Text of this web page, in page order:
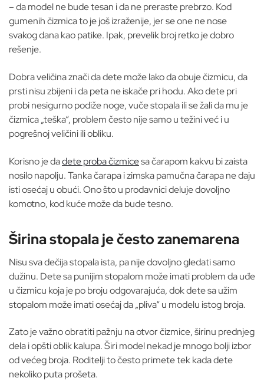
– da model ne bude tesan i da ne preraste prebrzo. Kod
gumenih čizmica to je još izraženije, jer se one ne nose
svakog dana kao patike. Ipak, prevelik broj retko je dobro
rešenje.
Dobra veličina znači da dete može lako da obuje čizmicu, da
prsti nisu zbijeni i da peta ne iskače pri hodu. Ako dete pri
probi nesigurno podiže noge, vuče stopala ili se žali da mu je
čizmica „teška“, problem često nije samo u težini već i u
pogrešnoj veličini ili obliku.
Korisno je dadete proba čizmicesa čarapom kakvu bi zaista
nosilo napolju. Tanka čarapa i zimska pamučna čarapa ne daju
isti osećaj u obući. Ono što u prodavnici deluje dovoljno
komotno, kod kuće može da bude tesno.
Širina stopala je često zanemarena
Nisu sva dečija stopala ista, pa nije dovoljno gledati samo
dužinu. Dete sa punijim stopalom može imati problem da uđe
u čizmicu koja je po broju odgovarajuća, dok dete sa užim
stopalom može imati osećaj da „pliva“ u modelu istog broja.
Zato je važno obratiti pažnju na otvor čizmice, širinu prednjeg
dela i opšti oblik kalupa. Širi model nekad je mnogo bolji izbor
od većeg broja. Roditelji to često primete tek kada dete
nekoliko puta prošeta.